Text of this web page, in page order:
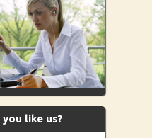
you like us?